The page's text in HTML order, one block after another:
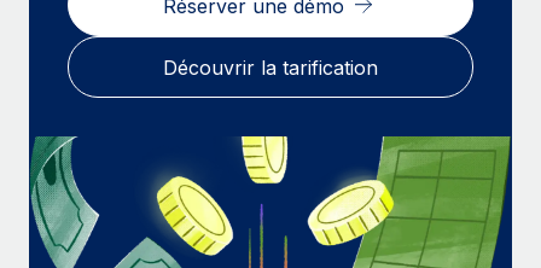
En savoir plusRéserver une démo
Découvrir la tarification